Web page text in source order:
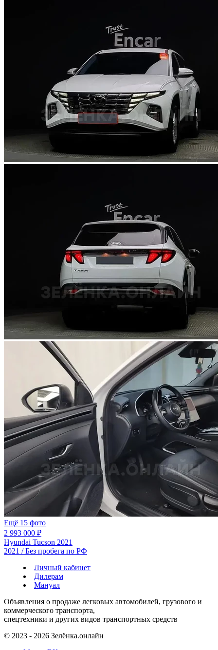
Ещё 15 фото
2 993 000 ₽
Hyundai Tucson 2021
2021 / Без пробега по РФ
Личный кабинет
Дилерам
Мануал
Объявления о продаже легковых автомобилей, грузового и
коммерческого транспорта,
спецтехники и других видов транспортных средств
© 2023 - 2026 Зелёнка.онлайн